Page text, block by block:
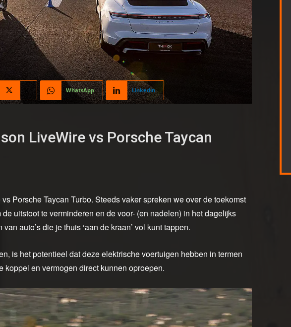
WhatsApp Linkedin
LiveWire vs Porsche Taycan
Porsche Taycan Turbo. Steeds vaker spreken we over de toekomst
uitstoot te verminderen en de voor- (en nadelen) in het dagelijks
auto’s die je thuis ‘aan de kraan’ vol kunt tappen.
is het potentieel dat deze elektrische voertuigen hebben in termen
koppel en vermogen direct kunnen oproepen.